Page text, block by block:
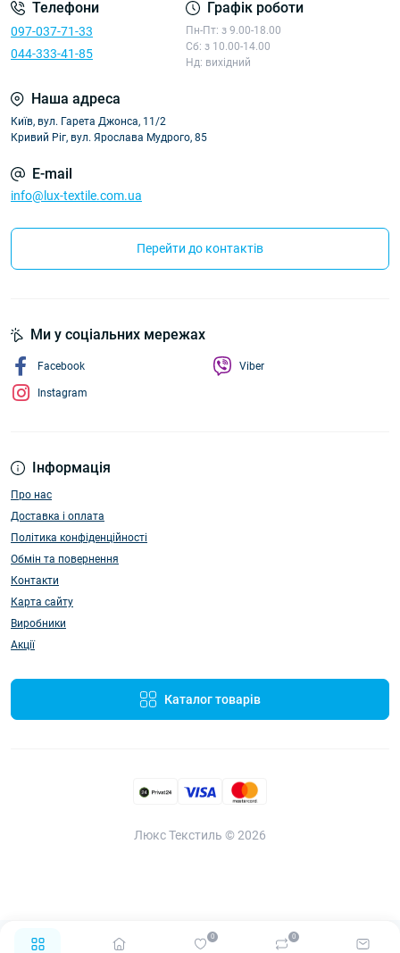
0 0
Телефони
097-037-71-33
044-333-41-85
Графік роботи
Пн-Пт: з 9.00-18.00
Сб: з 10.00-14.00
Нд: вихідний
Наша адреса
Київ, вул. Гарета Джонса, 11/2
Кривий Ріг, вул. Ярослава Мудрого, 85
E-mail
info@lux-textile.com.ua
Перейти до контактів
Інформація
Про нас
Доставка і оплата
Політика конфіденційності
Обмін та повернення
Контакти
Карта сайту
Виробники
Акції
Каталог товарів
Ми у соціальних мережах
Facebook
Instagram
Viber
Люкс Текстиль © 2026